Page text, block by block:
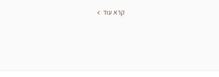
קרא עוד